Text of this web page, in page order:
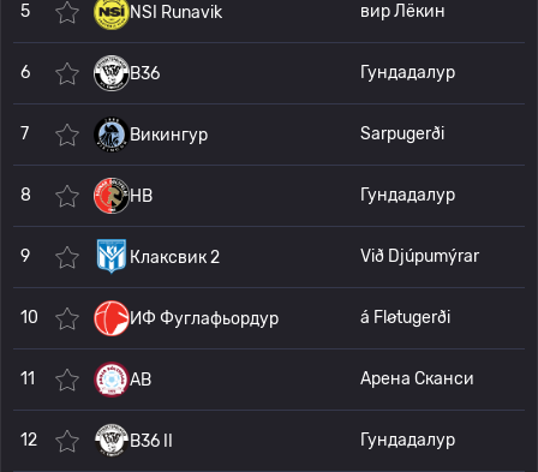
5 NSI Runavik вир Лёкин
6 B36 Гундадалур
7 Викингур Sarpugerði
8 HB Гундадалур
9 Клаксвик 2 Við Djúpumýrar
10 ИФ Фуглафьордур á Fløtugerði
11 AB Арена Сканси
12 B36 II Гундадалур